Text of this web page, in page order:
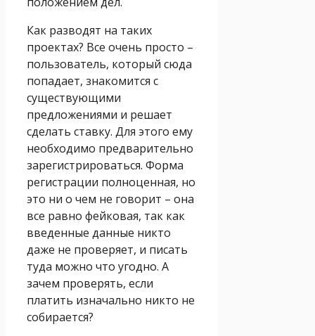
Как разводят на таких
проектах? Все очень просто –
пользователь, который сюда
попадает, знакомится с
существующими
предложениями и решает
сделать ставку. Для этого ему
необходимо предварительно
зарегистрироваться. Форма
регистрации полноценная, но
это ни о чем не говорит – она
все равно фейковая, так как
введенные данные никто
даже не проверяет, и писать
туда можно что угодно. А
зачем проверять, если
платить изначально никто не
собирается?